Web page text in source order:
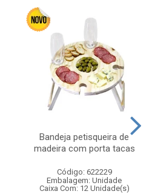
Bandeja petisqueira de
madeira com porta tacas
Código: 622229
Embalagem: Unidade
Caixa Com: 12 Unidade(s)